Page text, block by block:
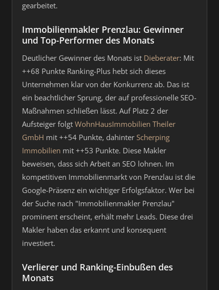
gearbeitet.
Immobilienmakler Prenzlau: Gewinner
und Top-Performer des Monats
Deutlicher Gewinner des Monats ist Dieberater: Mit
++68 Punkte Ranking-Plus hebt sich dieses
Unternehmen klar von der Konkurrenz ab. Das ist
ein beachtlicher Sprung, der auf professionelle SEO-
Maßnahmen schließen lässt. Auf Platz 2 der
Aufsteiger folgt WohnHausImmobilien Theiler
GmbH mit ++54 Punkte, dahinter Scherping
Immobilien mit ++53 Punkte. Diese Makler
beweisen, dass sich Arbeit an SEO lohnen. Im
kompetitiven Immobilienmarkt von Prenzlau ist die
Google-Präsenz ein wichtiger Erfolgsfaktor. Wer bei
der Suche nach "Immobilienmakler Prenzlau"
prominent erscheint, erhält mehr Leads. Diese drei
Makler haben das erkannt und konsequent
investiert.
Verlierer und Ranking-Einbußen des
Monats